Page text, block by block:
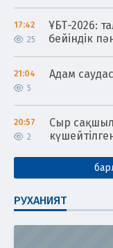
17:42
25
ҰБТ-2026:
бейіндік
21:04
5
Адам
20:57
2
Сыр
РУХАНИЯТ